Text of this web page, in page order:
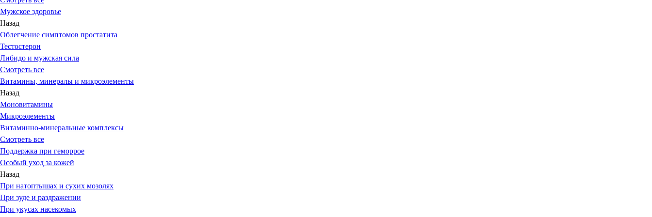
Мужское здоровье
Назад
Облегчение симптомов простатита
Тестостерон
Либидо и мужская сила
Смотреть все
Витамины, минералы и микроэлементы
Назад
Моновитамины
Микроэлементы
Витаминно-минеральные комплексы
Смотреть все
Поддержка при геморрое
Особый уход за кожей
Назад
При натоптышах и сухих мозолях
При зуде и раздражении
При укусах насекомых